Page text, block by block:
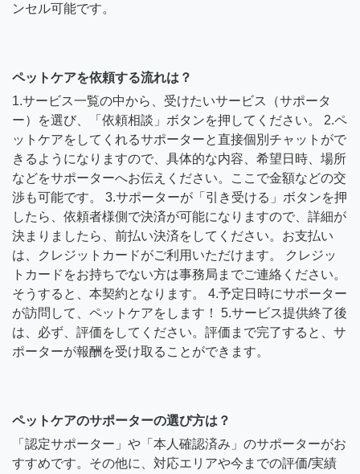
ンセル可能です。
ペットケアを依頼する流れは？
1.サービス一覧の中から、受けたいサービス（サポータ
ー）を選び、「依頼相談」ボタンを押してください。 2.ペ
ットケアをしてくれるサポーターと直接個別チャットがで
きるようになりますので、具体的な内容、希望日時、場所
などをサポーターへお伝えください。ここで金額などの交
渉も可能です。 3.サポーターが「引き受ける」ボタンを押
したら、依頼者様側で決済が可能になりますので、詳細が
決まりましたら、前払い決済をしてください。お支払い
は、クレジットカードがご利用いただけます。 クレジッ
トカードをお持ちでない方は事務局までご連絡ください。
そうすると、本契約となります。 4.予定日時にサポーター
が訪問して、ペットケアをします！ 5.サービス提供終了後
は、必ず、評価をしてください。評価まで完了すると、サ
ポーターが報酬を受け取ることができます。
ペットケアのサポーターの選び方は？
「認定サポーター」や「本人確認済み」のサポーターがお
すすめです。その他に、対応エリアや今までの評価/実績